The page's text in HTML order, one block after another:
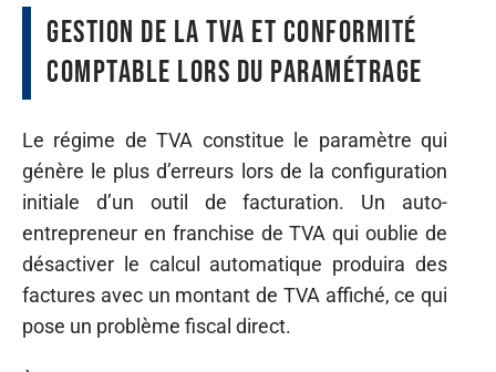
Gestion de la TVA et conformité
comptable lors du paramétrage
Le régime de TVA constitue le paramètre qui
génère le plus d’erreurs lors de la configuration
initiale d’un outil de facturation. Un auto-
entrepreneur en franchise de TVA qui oublie de
désactiver le calcul automatique produira des
factures avec un montant de TVA affiché, ce qui
pose un problème fiscal direct.